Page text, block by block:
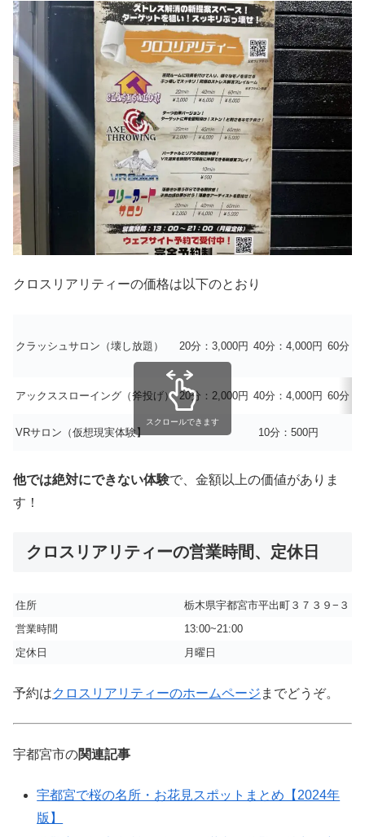
クロスリアリティーの価格は以下のとおり
クラッシュサロン（壊し放題） 20分：3,000円 40分：4,000円 60分：
アックススローイング（斧投げ） 20分：2,000円 40分：4,000円 60分：
VRサロン（仮想現実体験】 10分：500円
スクロールできます
他では絶対にできない体験で、金額以上の価値がありま
す！
クロスリアリティーの営業時間、定休日
住所
栃木県宇都宮市平出町３７３９−３
営業時間
13:00~21:00
定休日
月曜日
予約はクロスリアリティーのホームページ までどうぞ。
宇都宮市の関連記事
宇都宮で桜の名所・お花見スポットまとめ【2024年
版】